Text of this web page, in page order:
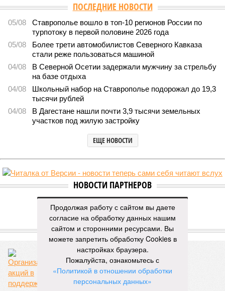
ПОСЛЕДНИЕ НОВОСТИ
05/08
Ставрополье вошло в топ-10 регионов России по
турпотоку в первой половине 2026 года
05/08
Более трети автомобилистов Северного Кавказа
стали реже пользоваться машиной
04/08
В Северной Осетии задержали мужчину за стрельбу
на базе отдыха
04/08
Школьный набор на Ставрополье подорожал до 19,3
тысячи рублей
04/08
В Дагестане нашли почти 3,9 тысячи земельных
участков под жилую застройку
ЕЩЕ НОВОСТИ
НОВОСТИ ПАРТНЕРОВ
Новости smi2.ru
ЕЩЕ ИЗ РАЗДЕЛА «ОБЩЕСТВО»
Продолжая работу с сайтом вы даете
согласие на обработку данных нашим
сайтом и сторонними ресурсами. Вы
можете запретить обработку Cookies в
настройках браузера.
Пожалуйста, ознакомьтесь с
«Политикой в отношении обработки
персональных данных»